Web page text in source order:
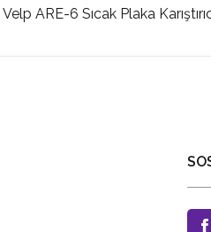
Velp ARE-6 Sıcak Plaka